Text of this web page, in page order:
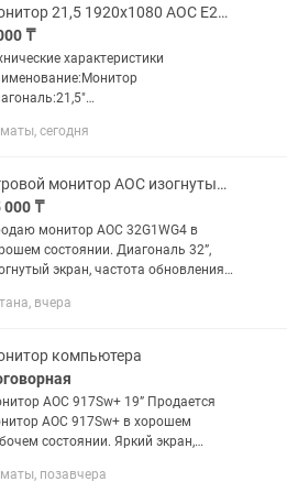
Монитор 21,5 1920x1080 AOC E2270SWN
₸
характеристики
Тип LCDматрицы:TN
sub...
сегодня
Игровой монитор AOC изогнутый 144гц 32дюйма
000 ₸
монитор AOC 32G1WG4 в
состоянии. Диагональ 32”,
экран, частота обновления
для игр, фильмов и
вчера
компьютера
AOC 917Sw+ 19” Продается
AOC 917Sw+ в хорошем
состоянии. Яркий экран,
работы, учебы, просмотра
позавчера